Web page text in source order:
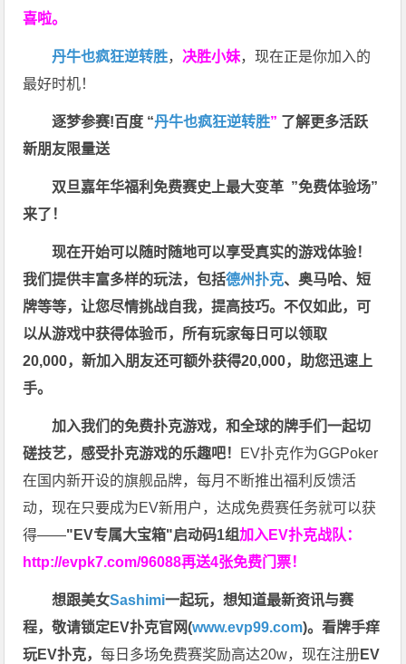
喜啦。
丹牛也疯狂逆转胜， 决胜小妹，现在正是你加入的
最好时机！
逐梦参赛!百度 “丹牛也疯狂逆转胜” 了解更多活跃
新朋友限量送
双旦嘉年华福利免费赛史上最大变革 ”免费体验场”
来了！
现在开始可以随时随地可以享受真实的游戏体验！
我们提供丰富多样的玩法，包括德州扑克、奥马哈、短
牌等等，让您尽情挑战自我，提高技巧。不仅如此， 可
以从游戏中获得体验币，所有玩家每日可以领取
20,000，新加入朋友还可额外获得20,000，助您迅速上
手。
加入我们的免费扑克游戏，和全球的牌手们一起切
磋技艺，感受扑克游戏的乐趣吧！ EV扑克作为GGPoker
在国内新开设的旗舰品牌，每月不断推出福利反馈活
动，现在只要成为EV新用户，达成免费赛任务就可以获
得——"EV专属大宝箱"启动码1组加入EV扑克战队：
http://evpk7.com/96088再送4张免费门票！
想跟美女Sashimi一起玩，想知道最新资讯与赛
程，敬请锁定EV扑克官网(www.evp99.com)。看牌手痒
玩EV扑克，每日多场免费赛奖励高达20w，现在注册EV